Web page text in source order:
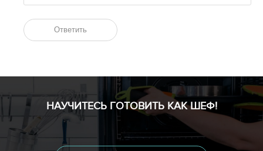
Ответить
НАУЧИТЕСЬ ГОТОВИТЬ КАК ШЕФ!